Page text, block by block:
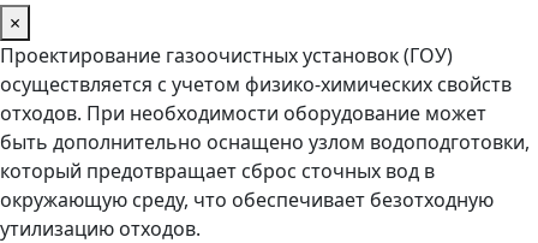
×
Проектирование газоочистных установок (ГОУ)
осуществляется с учетом физико-химических свойств
отходов. При необходимости оборудование может
быть дополнительно оснащено узлом водоподготовки,
который предотвращает сброс сточных вод в
окружающую среду, что обеспечивает безотходную
утилизацию отходов.